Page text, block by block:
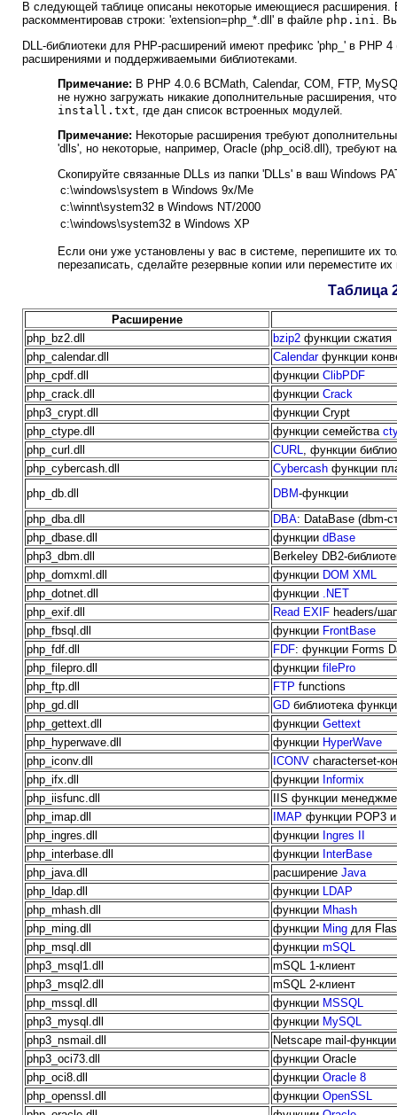
В следующей таблице описаны некоторые имеющиеся расширения.
раскомментировав строки: 'extension=php_*.dll' в файле php.ini.
DLL-библиотеки для PHP-расширений имеют префикс 'php_' в PHP
расширениями и поддерживаемыми библиотеками.
Примечание: В PHP 4.0.6 BCMath, Calendar, COM, FTP,
не нужно загружать никакие дополнительные расширения,
install.txt , где дан список встроенных модулей.
Примечание: Некоторые расширения требуют
'dlls', но некоторые, например, Oracle (php_oci8.dll), требуют
Скопируйте связанные DLLs из папки 'DLLs' в ваш Windows
c:\windows\system в Windows 9x/Me
c:\winnt\system32 в Windows NT/2000
c:\windows\system32 в Windows XP
Если они уже установлены у вас в системе, перепишите их
перезаписать, сделайте резервные копии или переместите
Таблица
Расширение
php_bz2.dll
bzip2 функции сжатия
php_calendar.dll
Calendarфункции
php_cpdf.dll
функции ClibPDF
php_crack.dll
функции Crack
php3_crypt.dll
функции Crypt
php_ctype.dll
функции семейства
php_curl.dll
CURL
, функции
php_cybercash.dll
Cybercash функции
php_db.dll
DBM-функции
php_dba.dll
DBA: DataBase (dbm-
php_dbase.dll
функции dBase
php3_dbm.dll
Berkeley DB2-
php_domxml.dll
функции DOM XML
php_dotnet.dll
функции
.NET
php_exif.dll
Read EXIF headers/
php_fbsql.dll
функции FrontBase
php_fdf.dll
FDF: функции Forms
php_filepro.dll
функции filePro
php_ftp.dll
FTP functions
php_gd.dll
GD библиотека
php_gettext.dll
функции Gettext
php_hyperwave.dll
функции HyperWave
php_iconv.dll
ICONV characterset-
php_ifx.dll
функции Informix
php_iisfunc.dll
IIS функции
php_imap.dll
IMAP функции POP3
php_ingres.dll
функции Ingres II
php_interbase.dll
функции InterBase
php_java.dll
расширение Java
php_ldap.dll
функции
LDAP
php_mhash.dll
функции Mhash
php_ming.dll
функции Ming для
php_msql.dll
функции mSQL
php3_msql1.dll
mSQL 1-клиент
php3_msql2.dll
mSQL 2-клиент
php_mssql.dll
функции MSSQL
php3_mysql.dll
функции MySQL
php3_nsmail.dll
Netscape mail-функции
php3_oci73.dll
функции Oracle
php_oci8.dll
функции Oracle 8
php_openssl.dll
функции OpenSSL